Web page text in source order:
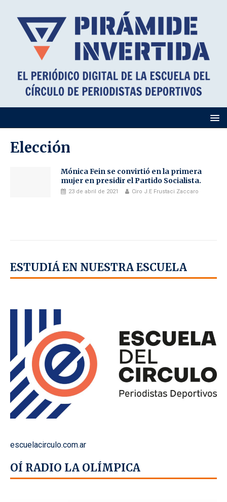
Elección
Mónica Fein se convirtió en la primera
mujer en presidir el Partido Socialista.
23 de abril de 2021 Ciro J.E Frustaci Zaccaro
ESTUDIÁ EN NUESTRA ESCUELA
escuelacirculo.com.ar
OÍ RADIO LA OLÍMPICA